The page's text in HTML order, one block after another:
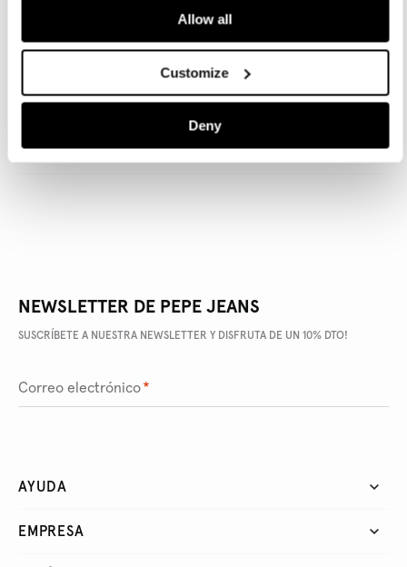
Allow all
Customize
Deny
NEWSLETTER DE PEPE JEANS
SUSCRÍBETE A NUESTRA NEWSLETTER Y DISFRUTA DE UN 10% DTO!
Correo electrónico*
AYUDA
EMPRESA